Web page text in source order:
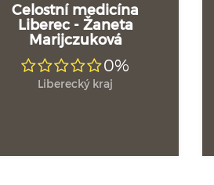
Celostní medicína
Liberec - Žaneta
Marijczuková
0%
Liberecký kraj